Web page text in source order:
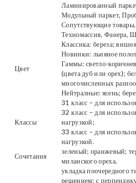
Ламинированный
Модульный паркет,
Сопутствующие
Техномассив, Фанера,
Цвет
Классика: береза;
Новинки: льняное
Гаммы: светло-
(цвета дуб или орех);
многочисленных
Нейтралные: ясень;
Классы
31 класс – для
32 класс – для
нагрузкой;
33 класс – для
нагрузкой.
Сочетания
зеленый; оранжевый;
миланского ореха.
укладка поочередного
решением; с